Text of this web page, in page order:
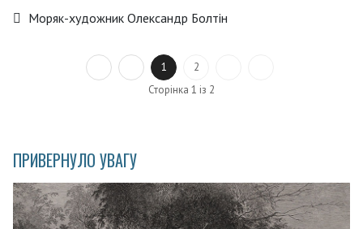
Моряк-художник Олександр Болтін
1
2
Сторінка 1 із 2
ПРИВЕРНУЛО УВАГУ